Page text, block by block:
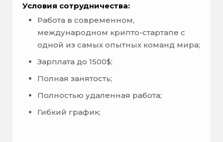
Условия сотрудничества:
Работа в современном,
международном крипто-стартапе с
одной из самых опытных команд мира;
Зарплата до 1500$;
Полная занятость;
Полностью удаленная работа;
Гибкий график;